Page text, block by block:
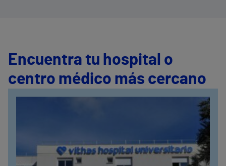
Encuentra tu hospital o
centro médico más cercano